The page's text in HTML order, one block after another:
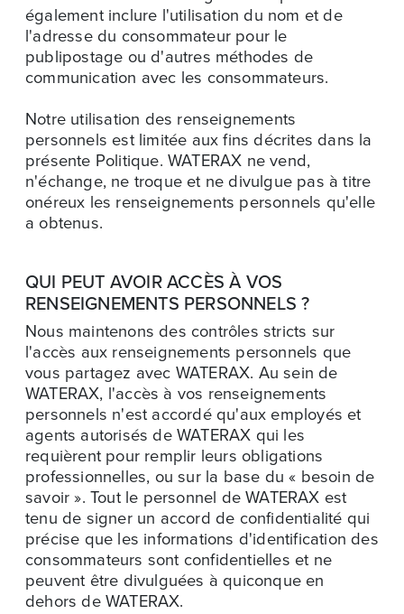
également inclure l'utilisation du nom et de
l'adresse du consommateur pour le
publipostage ou d'autres méthodes de
communication avec les consommateurs.
Notre utilisation des renseignements
personnels est limitée aux fins décrites dans la
présente Politique. WATERAX ne vend,
n'échange, ne troque et ne divulgue pas à titre
onéreux les renseignements personnels qu'elle
a obtenus.
QUI PEUT AVOIR ACCÈS À VOS
RENSEIGNEMENTS PERSONNELS ?
Nous maintenons des contrôles stricts sur
l'accès aux renseignements personnels que
vous partagez avec WATERAX. Au sein de
WATERAX, l'accès à vos renseignements
personnels n'est accordé qu'aux employés et
agents autorisés de WATERAX qui les
requièrent pour remplir leurs obligations
professionnelles, ou sur la base du « besoin de
savoir ». Tout le personnel de WATERAX est
tenu de signer un accord de confidentialité qui
précise que les informations d'identification des
consommateurs sont confidentielles et ne
peuvent être divulguées à quiconque en
dehors de WATERAX.